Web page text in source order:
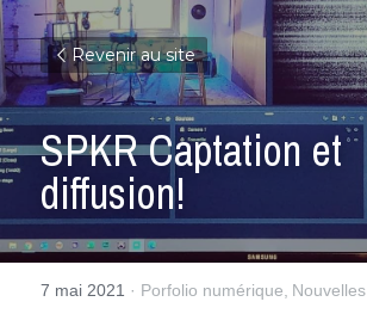
Revenir au site
SPKR Captation et
diffusion!
7 mai 2021 · Porfolio numérique, Nouvelles